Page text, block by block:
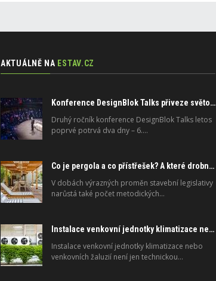
AKTUÁLNĚ NA ESTAV.CZ
Konference DesignBlok Talks přiveze světové osobnosti designu a architektury
Druhý ročník konference DesignBlok Talks letos
poprvé potrvá dva dny – 6.…
Co je pergola a co přístřešek? A které drobné stavby musíte povolovat? Pomůže metodika
V dobách výrazných proměn stavební legislativy
narůstá také počet metodických…
Instalace venkovní jednotky klimatizace nebo žaluzií podléhá jasným právním pravidlům
Instalace venkovní jednotky klimatizace nebo
venkovních žaluzií není jen technickou…